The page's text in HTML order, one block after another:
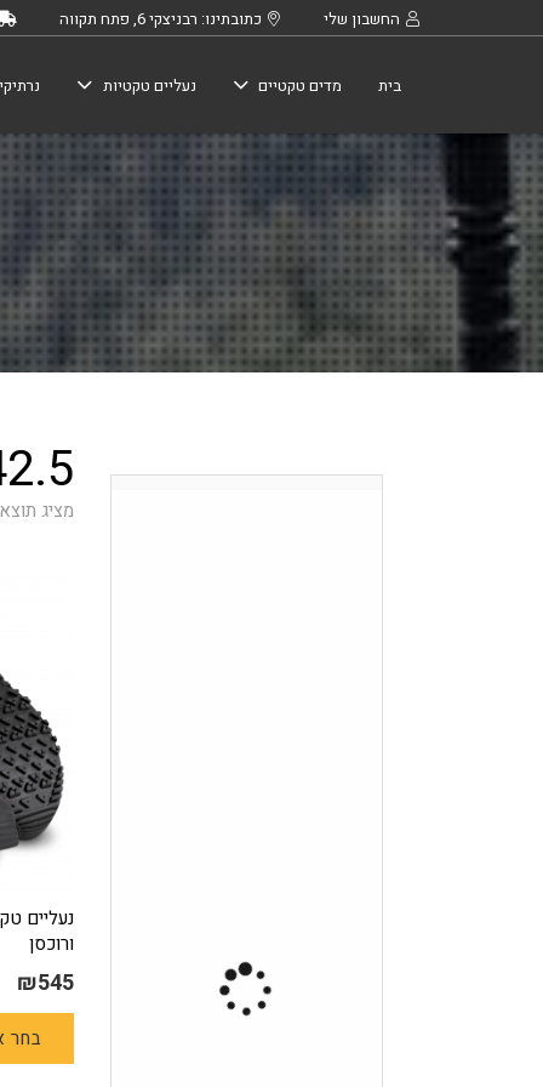
החשבון שלי כתובתינו: רבניצקי 6, פתח תקווה
בית מדים טקטיים נעליים טקטיות
מציג
ורוכסן
₪545
בחר